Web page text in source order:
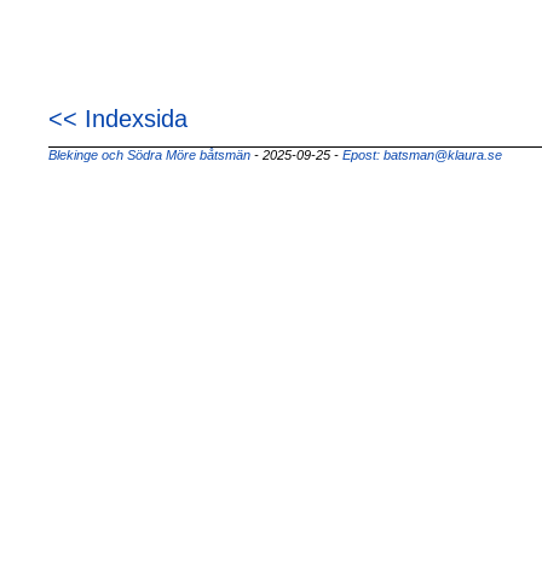
<< Indexsida
Blekinge och Södra Möre båtsmän - 2025-09-25 - Epost: batsman@klaura.se